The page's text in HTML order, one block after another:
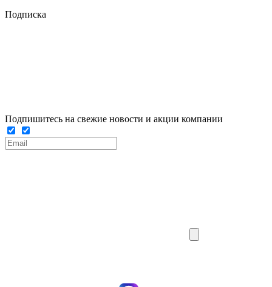
Подписка
Подпишитесь на свежие новости и акции компании